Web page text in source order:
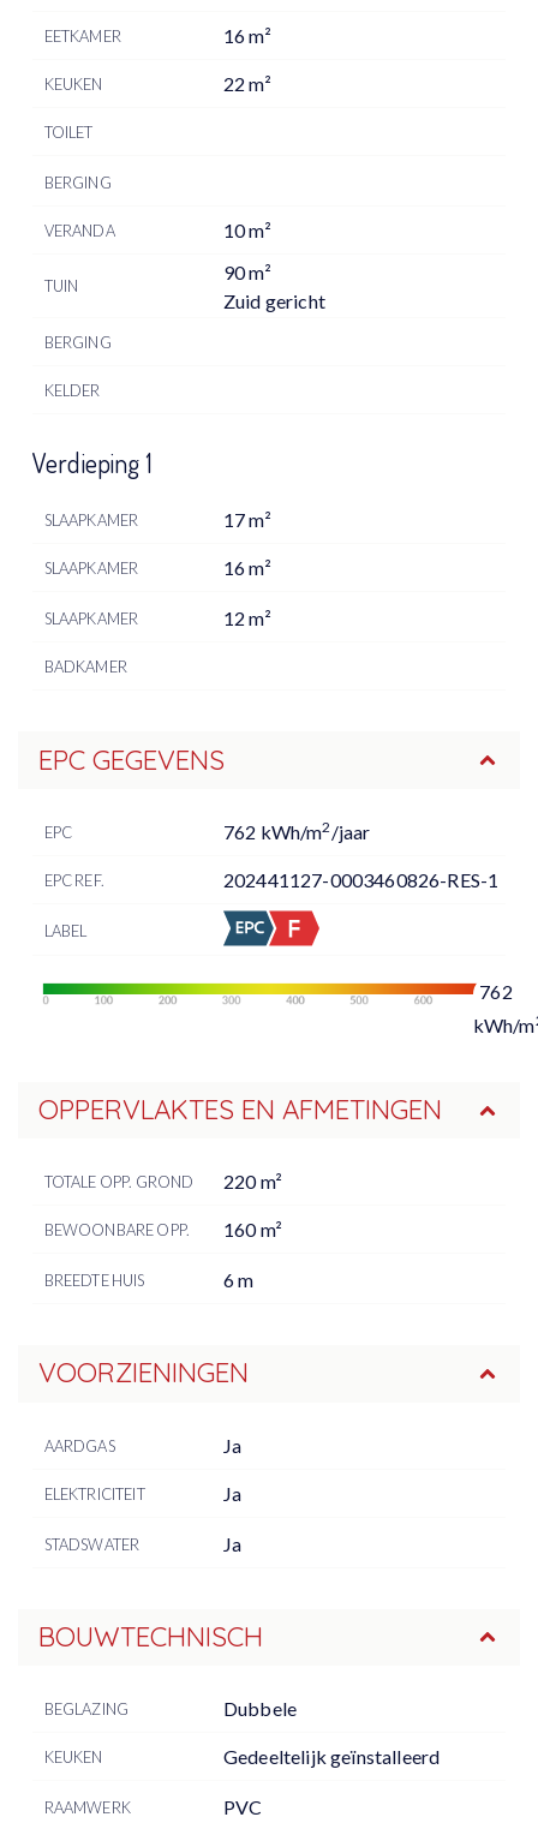
EETKAMER 16 m²
KEUKEN 22 m²
TOILET
BERGING
VERANDA 10 m²
TUIN
90 m²
Zuid gericht
BERGING
KELDER
Verdieping 1
SLAAPKAMER 17 m²
SLAAPKAMER 16 m²
SLAAPKAMER 12 m²
BADKAMER
EPC GEGEVENS
EPC 762 kWh/m2 /jaar
EPC REF. 202441127-0003460826-RES-1
LABEL
762
kWh/m
OPPERVLAKTES EN AFMETINGEN
TOTALE OPP. GROND 220 m²
BEWOONBARE OPP. 160 m²
BREEDTE HUIS 6 m
VOORZIENINGEN
AARDGAS Ja
ELEKTRICITEIT Ja
STADSWATER Ja
BOUWTECHNISCH
BEGLAZING Dubbele
KEUKEN Gedeeltelijk geïnstalleerd
RAAMWERK PVC